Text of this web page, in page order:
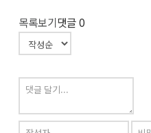
목록보기댓글0